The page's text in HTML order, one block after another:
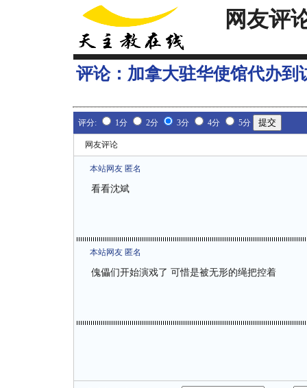
网友评
评论： 加拿大驻华使馆代办到
评分: 1分 2分 3分 4分 5分
网友评论
本站网友 匿名
看看沈斌
本站网友 匿名
傀儡们开始演戏了 可惜是被无形的绳把控着